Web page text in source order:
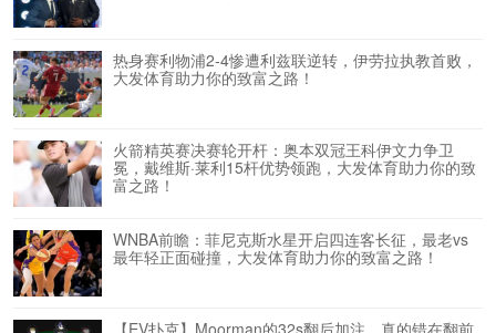
热身赛利物浦2-4惨遭利兹联逆转，伊劳拉执教首败，
大发体育助力你的致富之路！
火箭精英赛决赛轮开杆：奥本双冠王科伊文力争卫
冕，戴维斯·莱利15杆优势领跑，大发体育助力你的致
富之路！
WNBA前瞻：菲尼克斯水星开启四连客长征，最老vs
最年轻正面碰撞，大发体育助力你的致富之路！
【EV扑克】Moorman的32s翻后加注，真的错在翻前